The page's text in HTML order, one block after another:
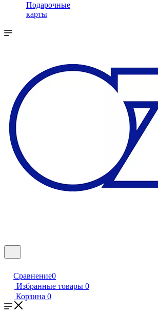
Подарочные
карты
Сравнение0
Избранные товары 0
Корзина 0